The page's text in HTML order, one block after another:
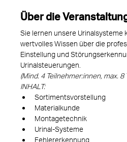
Über die
Sie lernen unsere Urinalsysteme
wertvolles Wissen über die
Einstellung und
Urinalsteuerungen.
(Mind. 4 Teilnehmer:innen, max.
INHALT:
Sortimentsvorstellung
Materialkunde
Montagetechnik
Urinal-Systeme